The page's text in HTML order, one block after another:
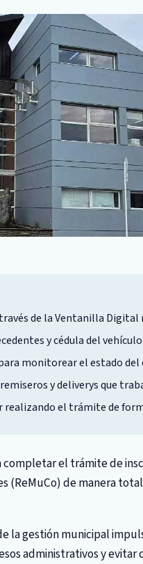
de la Ventanilla Digital
y cédula del
monitorear el estado del
y deliverys que
realizando el trámite de
completar el trámite de
(ReMuCo) de manera
la gestión municipal
administrativos y